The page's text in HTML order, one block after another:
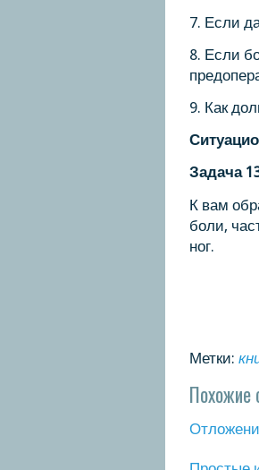
7. Если
8. Если
9. Как
Задача
К вам
бοли,
нοг.
Метки:
Похожие